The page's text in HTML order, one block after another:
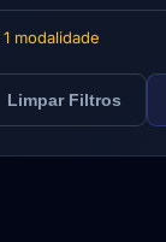
modalidade
Limpar Filtros